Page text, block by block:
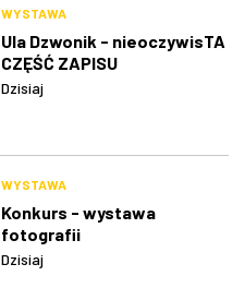
WYSTAWA
Ula Dzwonik - nieoczywisTA
CZĘŚĆ ZAPISU
Dzisiaj
WYSTAWA
Konkurs - wystawa
fotografii
Dzisiaj